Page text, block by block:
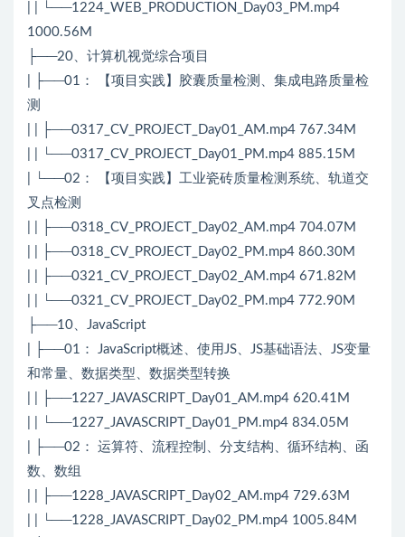
| | └──1224_WEB_PRODUCTION_Day03_PM.mp4
1000.56M
├──20、计算机视觉综合项目
| ├──01： 【项目实践】胶囊质量检测、集成电路质量检
测
| | ├──0317_CV_PROJECT_Day01_AM.mp4 767.34M
| | └──0317_CV_PROJECT_Day01_PM.mp4 885.15M
| └──02： 【项目实践】工业瓷砖质量检测系统、轨道交
叉点检测
| | ├──0318_CV_PROJECT_Day02_AM.mp4 704.07M
| | ├──0318_CV_PROJECT_Day02_PM.mp4 860.30M
| | ├──0321_CV_PROJECT_Day02_AM.mp4 671.82M
| | └──0321_CV_PROJECT_Day02_PM.mp4 772.90M
├──10、JavaScript
| ├──01： JavaScript概述、使用JS、JS基础语法、JS变量
和常量、数据类型、数据类型转换
| | ├──1227_JAVASCRIPT_Day01_AM.mp4 620.41M
| | └──1227_JAVASCRIPT_Day01_PM.mp4 834.05M
| ├──02： 运算符、流程控制、分支结构、循环结构、函
数、数组
| | ├──1228_JAVASCRIPT_Day02_AM.mp4 729.63M
| | └──1228_JAVASCRIPT_Day02_PM.mp4 1005.84M